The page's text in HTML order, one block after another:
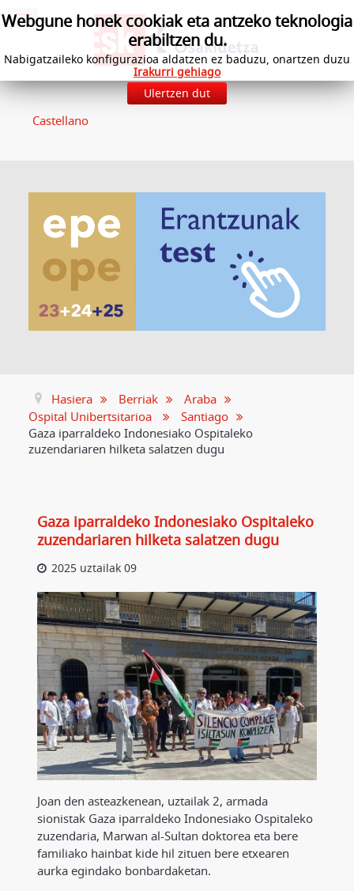
Castellano
Hasiera Berriak
Araba
Ospital Unibertsitarioa
Santiago
Gaza iparraldeko Indonesiako Ospitaleko
zuzendariaren hilketa salatzen dugu
Gaza iparraldeko Indonesiako Ospitaleko
zuzendariaren hilketa salatzen dugu
2025 uztailak 09
Joan den asteazkenean, uztailak 2, armada
sionistak Gaza iparraldeko Indonesiako Ospitaleko
zuzendaria, Marwan al-Sultan doktorea eta bere
familiako hainbat kide hil zituen bere etxearen
aurka egindako bonbardaketan.
Webgune honek cookiak eta antzeko teknologia
erabiltzen du.
Nabigatzaileko konfigurazioa aldatzen ez baduzu, onartzen duzu
Irakurri gehiago
Ulertzen dut